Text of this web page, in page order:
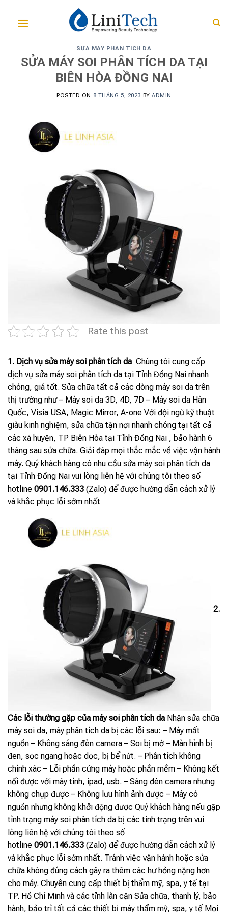
SỬA MÁY PHÂN TÍCH DA
SỬA MÁY SOI PHÂN TÍCH DA TẠI
BIÊN HÒA ĐỒNG NAI
POSTED ON 8 THÁNG 5, 2023 BYADMIN
Rate this post
1. Dịch vụ sửa máy soi phân tích da Chúng tôi cung cấp
dịch vụ sửa máy soi phân tích da tại Tỉnh Đồng Nai nhanh
chóng, giá tốt. Sửa chữa tất cả các dòng máy soi da trên
thị trường như – Máy soi da 3D, 4D, 7D – Máy soi da Hàn
Quốc, Visia USA, Magic Mirror, A-one Với đội ngũ kỹ thuật
giàu kinh nghiệm, sửa chữa tận nơi nhanh chóng tại tất cả
các xã huyện, TP Biên Hòa tại Tỉnh Đồng Nai , bảo hành 6
tháng sau sửa chữa. Giải đáp mọi thắc mắc về việc vận hành
máy. Quý khách hàng có nhu cầu sửa máy soi phân tích da
tại Tỉnh Đồng Nai vui lòng liên hệ với chúng tôi theo số
hotline 0901.146.333 (Zalo) để được hướng dẫn cách xử lý
và khắc phục lỗi sớm nhất
2.
Các lỗi thường gặp của máy soi phân tích da Nhận sửa chữa
máy soi da, máy phân tích da bị các lỗi sau: – Máy mất
nguồn – Không sáng đèn camera – Soi bị mờ – Màn hình bị
đen, sọc ngang hoặc dọc, bị bể nứt. – Phân tích không
chính xác – Lỗi phần cứng máy hoặc phần mềm – Không kết
nối được với máy tính, ipad, usb. – Sáng đèn camera nhưng
không chụp được – Không lưu hình ảnh được – Máy có
nguồn nhưng không khởi động được Quý khách hàng nếu gặp
tình trạng máy soi phân tích da bị các tình trạng trên vui
lòng liên hệ với chúng tôi theo số
hotline 0901.146.333 (Zalo) để được hướng dẫn cách xử lý
và khắc phục lỗi sớm nhất. Tránh việc vận hành hoặc sửa
chữa không đúng cách gây ra thêm các hư hỏng nặng hơn
cho máy. Chuyên cung cấp thiết bị thẩm mỹ, spa, y tế tại
TP. Hồ Chí Minh và các tỉnh lân cận Sửa chữa, thanh lý, bảo
hành, bảo trì tất cả các thiết bị máy thẩm mỹ, spa, y tế Mọi